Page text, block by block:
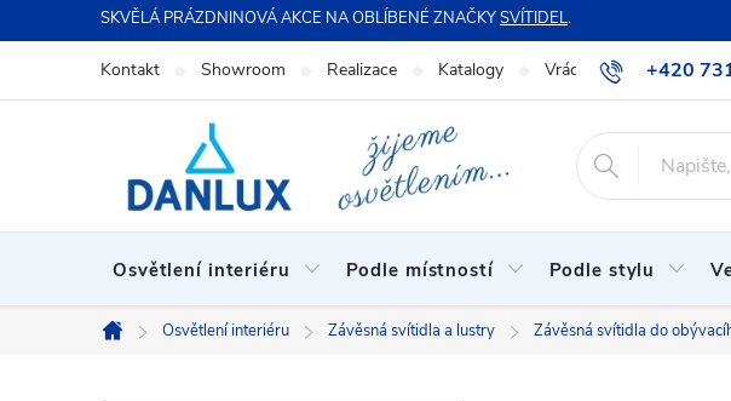
na
SKVĚLÁ PRÁZDNINOVÁ AKCE NA OBLÍBENÉ ZNAČKYSVÍTIDEL.
+420
Kontakt Showroom Realizace Katalogy Vrácení zboží a
Osvětlení interiéru Podle místností Podle stylu
Domů
Osvětlení interiéru Závěsná svítidla a lustry Závěsná svítidla do